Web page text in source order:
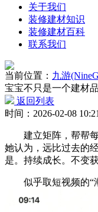
关于我们
装修建材知识
装修建材百科
联系我们
当前位置： 九游
宝宝不只是一个建材
返回列表
时间：2026-02-08 10:21
建立矩阵，帮帮每
她认为，远比过去的
是。持续成长。不变
似乎取短视频的“潮